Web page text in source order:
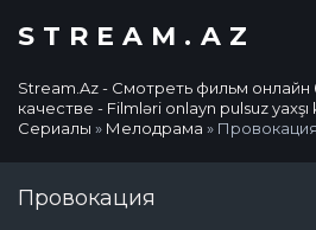
STREAM.AZ
Stream.Az - Смотреть фильм
качестве - Filmləri onlayn pulsuz
Сериалы » Мелодрама » Провокация
Провокация